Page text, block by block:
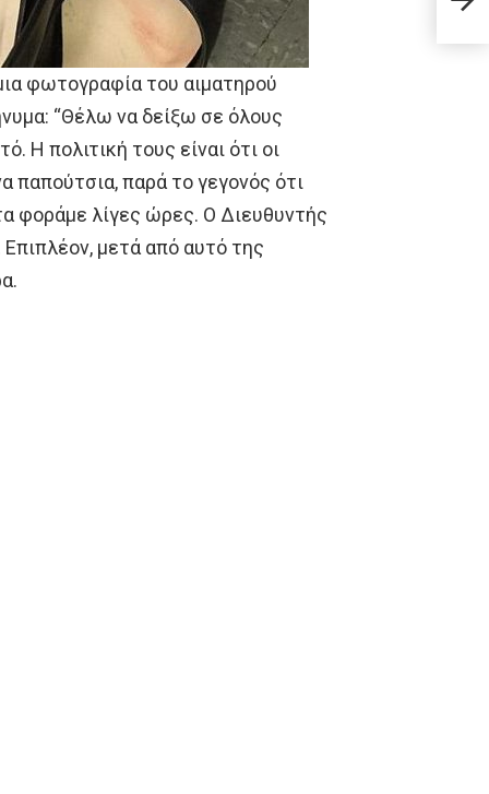
φωτογραφία του αιματηρού
“Θέλω να δείξω σε όλους
Η πολιτική τους είναι ότι οι
παπούτσια, παρά το γεγονός ότι
φοράμε λίγες ώρες. Ο Διευθυντής
μετά από αυτό της